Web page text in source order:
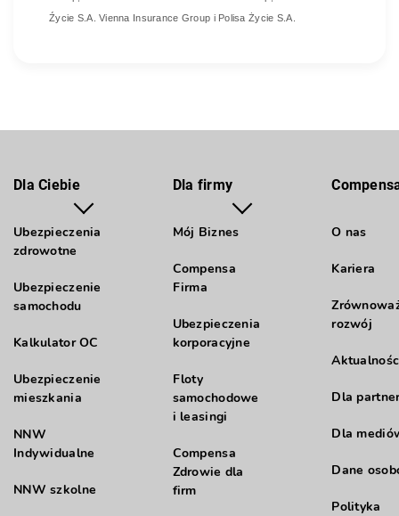
Źycie S.A. Vienna Insurance Group i Polisa Życie S.A.
Dla Ciebie
Ubezpieczenia
zdrowotne
Ubezpieczenie
samochodu
Kalkulator OC
Ubezpieczenie
mieszkania
NNW
Indywidualne
NNW szkolne
Dla firmy
Mój Biznes
Compensa
Firma
Ubezpieczenia
korporacyjne
Floty
samochodowe
i leasingi
Compensa
Zdrowie dla
firm
O nas
Kariera
rozwój
Dla
Dla
Dane
Polityka